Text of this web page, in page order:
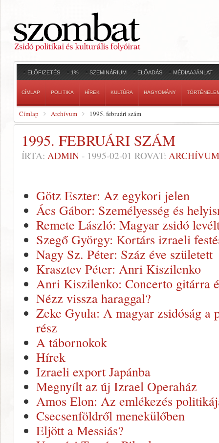
ELŐFIZETÉS 1% SZEMINÁRIUM ELŐADÁS MÉDIAAJÁNLAT
CÍMLAP POLITIKA HÍREK KULTÚRA HAGYOMÁNY
Címlap Archívum 1995. februári szám
1995. FEBRUÁRI SZÁM
ÍRTA: ADMIN - 1995-02-01 ROVAT: ARCHÍVUM
Götz Eszter: Az egykori jelen
Ács Gábor: Személyesség és
Remete László: Magyar zsidó
Szegő György: Kortárs izraeli
Nagy Sz. Péter: Száz éve született
Krasztev Péter: Anri Kiszilenko
Anri Kiszilenko: Concerto gitárra
Nézz vissza haraggal?
Zeke Gyula: A magyar zsidóság
rész
A tábornokok
Hírek
Izraeli export Japánba
Megnyílt az új Izrael Operaház
Amos Elon: Az emlékezés
Csecsenföldről menekülőben
Eljött a Messiás?